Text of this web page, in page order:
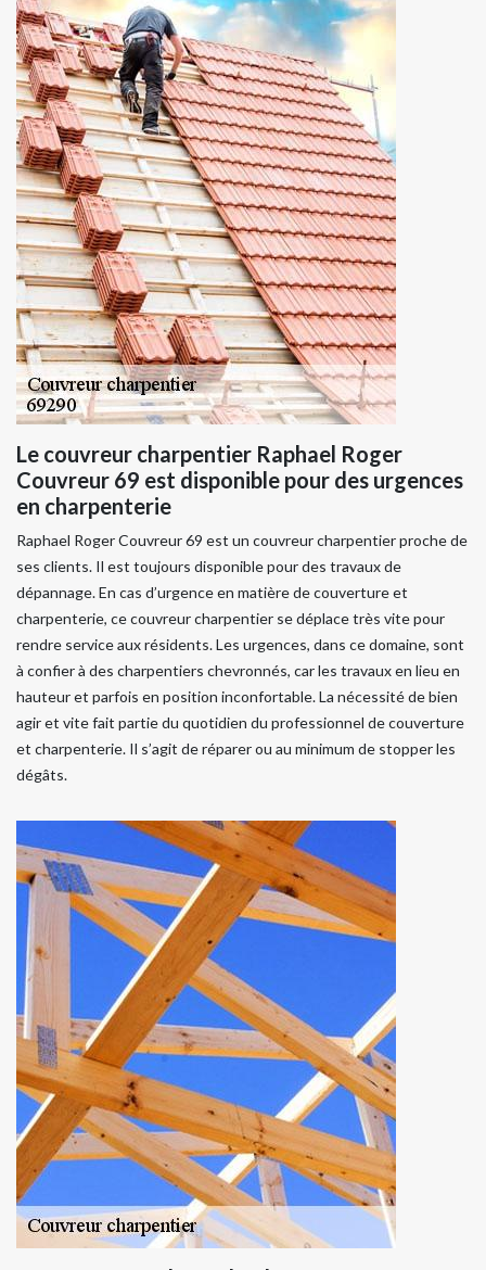
Le couvreur charpentier Raphael Roger
Couvreur 69 est disponible pour des urgences
en charpenterie
Raphael Roger Couvreur 69 est un couvreur charpentier proche de
ses clients. Il est toujours disponible pour des travaux de
dépannage. En cas d’urgence en matière de couverture et
charpenterie, ce couvreur charpentier se déplace très vite pour
rendre service aux résidents. Les urgences, dans ce domaine, sont
à confier à des charpentiers chevronnés, car les travaux en lieu en
hauteur et parfois en position inconfortable. La nécessité de bien
agir et vite fait partie du quotidien du professionnel de couverture
et charpenterie. Il s’agit de réparer ou au minimum de stopper les
dégâts.